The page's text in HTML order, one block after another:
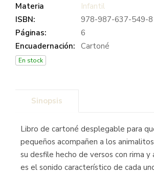
Materia
Infantil
ISBN:
978-987-637-549-8
Páginas:
6
Encuadernación: Cartoné
En stock
Sinopsis
Libro de cartoné desplegable para
pequeños acompañen a los
su desfile hecho de versos con rima y
es el sonido característico de cada